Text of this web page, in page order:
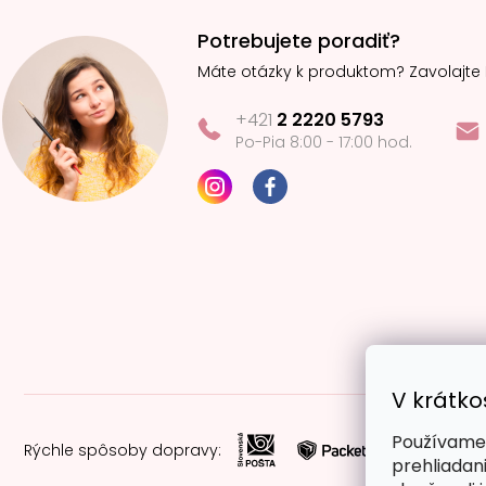
V
Potrebujete poradiť?
Máte otázky k produktom? Zavolajte
+421 2 2220 5793
Po-Pia 8:00 - 17:00 hod.
Rýchle spôsoby dopravy: